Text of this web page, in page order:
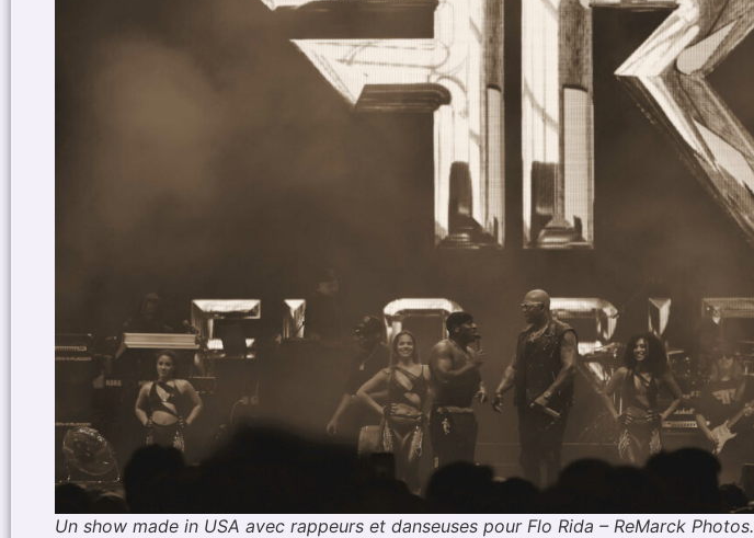
Un show made in USA avec rappeurs et danseuses pour Flo Rida – ReMarck Photos.